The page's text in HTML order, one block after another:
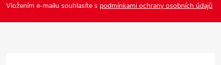
Vložením e-mailu souhlasíte s podmínkami ochrany osobních údajů